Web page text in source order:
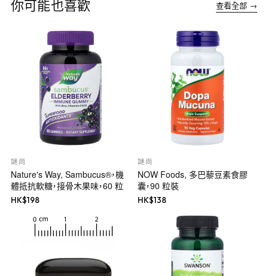
你可能也喜歡 查看全部 →
謎尚
Nature's Way, Sambucus®，機
體抵抗軟糖，接骨木果味，60 粒
HK$198
謎尚
NOW Foods, 多巴藜豆素食膠
囊，90 粒裝
HK$138